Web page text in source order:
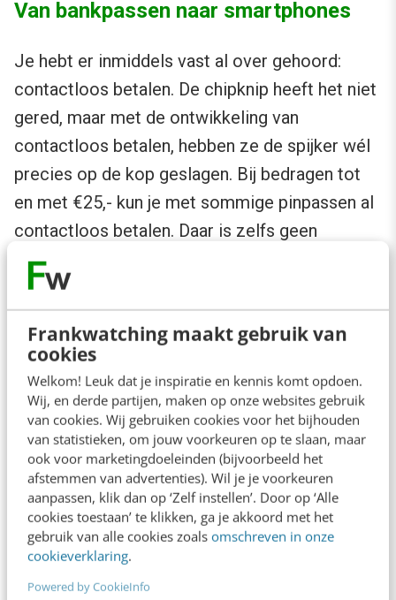
Frankwatching maakt gebruik van
cookies
Welkom! Leuk dat je inspiratie en kennis komt opdoen.
Wij, en derde partijen, maken op onze websites gebruik
van cookies. Wij gebruiken cookies voor het bijhouden
van statistieken, om jouw voorkeuren op te slaan, maar
ook voor marketingdoeleinden (bijvoorbeeld het
afstemmen van advertenties). Wil je je voorkeuren
aanpassen, klik dan op ‘Zelf instellen’. Door op ‘Alle
cookies toestaan’ te klikken, ga je akkoord met het
gebruik van alle cookies zoals omschreven in onze
cookieverklaring.
Powered by CookieInfo
Van bankpassen naar smartphones
Je hebt er inmiddels vast al over gehoord:
contactloos betalen. De chipknip heeft het niet
gered, maar met de ontwikkeling van
contactloos betalen, hebben ze de spijker wél
precies op de kop geslagen. Bij bedragen tot
en met €25,- kun je met sommige pinpassen al
contactloos betalen. Daar is zelfs geen
pincode meer voor nodig. Je houdt je
betaalpas tegen de betaalautomaat (denk maar
aan de OV-chipkaart), en het bedrag wordt van
je rekening afgeschreven. Dat is de eerste stap
en de volgende stap is voor het boekhouden
weer erg interessant.